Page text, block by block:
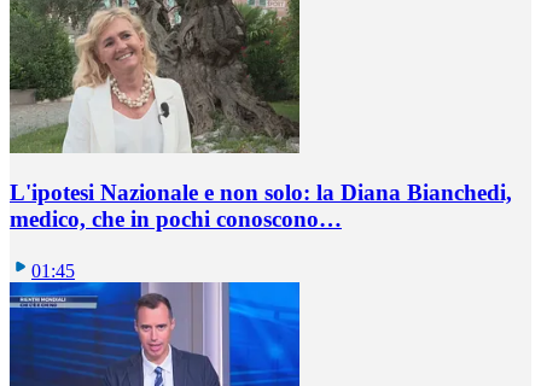
L'ipotesi Nazionale e non solo: la Diana Bianchedi,
medico, che in pochi conoscono…
01:45